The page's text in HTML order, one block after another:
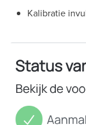
Kalibratie